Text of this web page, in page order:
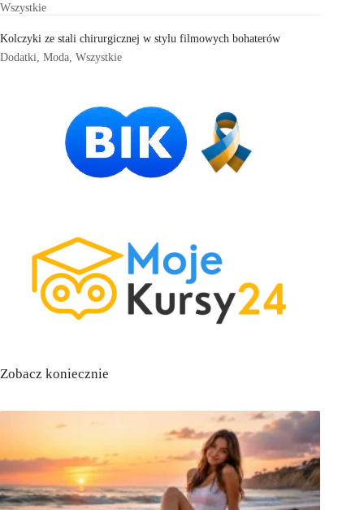
Wszystkie
Kolczyki ze stali chirurgicznej w stylu filmowych bohaterów
Dodatki Moda Wszystkie
Zobacz koniecznie